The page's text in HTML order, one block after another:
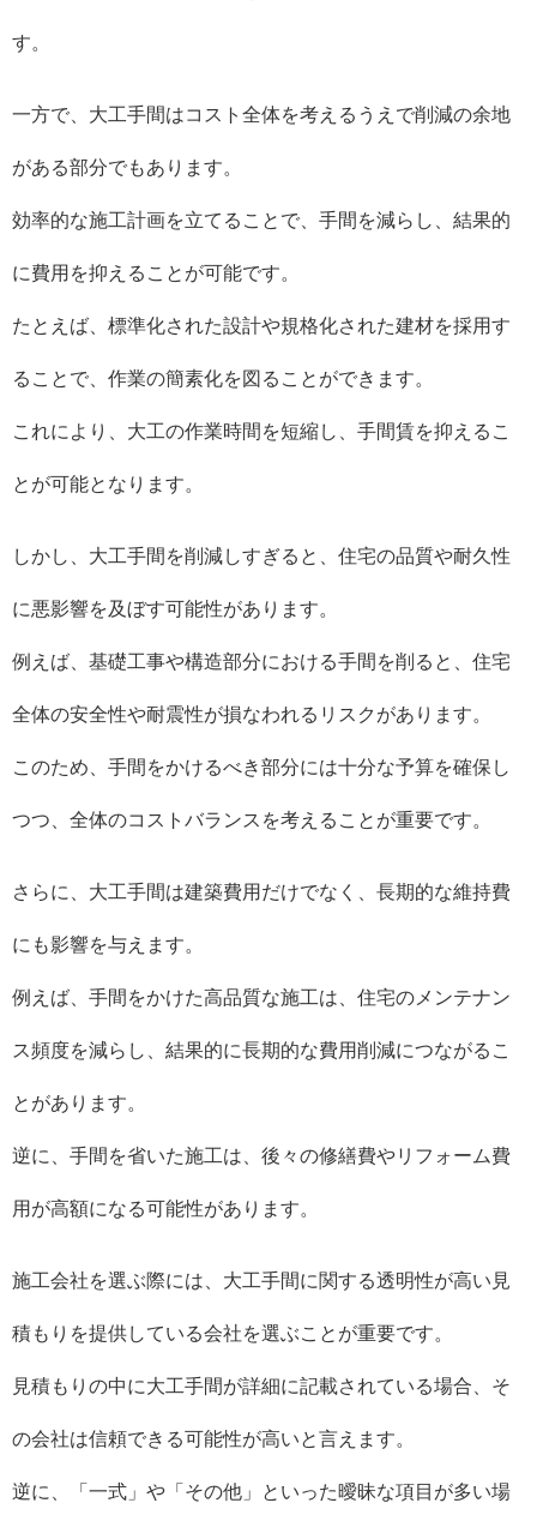
す。
一方で、大工手間はコスト全体を考えるうえで削減の余地
がある部分でもあります。
効率的な施工計画を立てることで、手間を減らし、結果的
に費用を抑えることが可能です。
たとえば、標準化された設計や規格化された建材を採用す
ることで、作業の簡素化を図ることができます。
これにより、大工の作業時間を短縮し、手間賃を抑えるこ
とが可能となります。
しかし、大工手間を削減しすぎると、住宅の品質や耐久性
に悪影響を及ぼす可能性があります。
例えば、基礎工事や構造部分における手間を削ると、住宅
全体の安全性や耐震性が損なわれるリスクがあります。
このため、手間をかけるべき部分には十分な予算を確保し
つつ、全体のコストバランスを考えることが重要です。
さらに、大工手間は建築費用だけでなく、長期的な維持費
にも影響を与えます。
例えば、手間をかけた高品質な施工は、住宅のメンテナン
ス頻度を減らし、結果的に長期的な費用削減につながるこ
とがあります。
逆に、手間を省いた施工は、後々の修繕費やリフォーム費
用が高額になる可能性があります。
施工会社を選ぶ際には、大工手間に関する透明性が高い見
積もりを提供している会社を選ぶことが重要です。
見積もりの中に大工手間が詳細に記載されている場合、そ
の会社は信頼できる可能性が高いと言えます。
逆に、「一式」や「その他」といった曖昧な項目が多い場